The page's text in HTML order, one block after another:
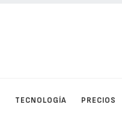
TECNOLOGÍA PRECIOS